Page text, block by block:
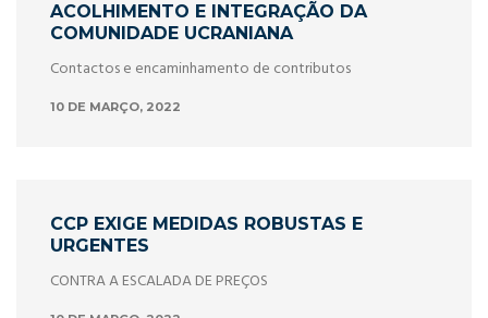
ACOLHIMENTO E INTEGRAÇÃO DA
COMUNIDADE UCRANIANA
Contactos e encaminhamento de contributos
10 DE MARÇO, 2022
CCP EXIGE MEDIDAS ROBUSTAS E
URGENTES
CONTRA A ESCALADA DE PREÇOS